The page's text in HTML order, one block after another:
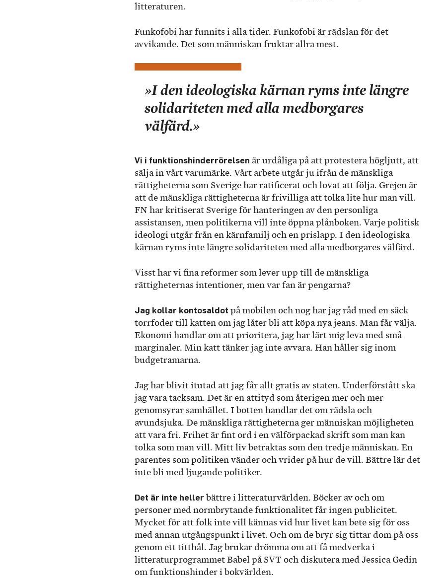
litteraturen.
Funkofobi har funnits i alla tider. Funkofobi är rädslan för det
avvikande. Det som människan fruktar allra mest.
»I den ideologiska kärnan ryms inte längre
solidariteten med alla medborgares
välfärd.»
Vi i funktionshinderrörelsen är urdåliga på att protestera högljutt, att
sälja in vårt varumärke. Vårt arbete utgår ju ifrån de mänskliga
rättigheterna som Sverige har ratificerat och lovat att följa. Grejen är
att de mänskliga rättigheterna är frivilliga att tolka lite hur man vill.
FN har kritiserat Sverige för hanteringen av den personliga
assistansen, men politikerna vill inte öppna plånboken. Varje politisk
ideologi utgår från en kärnfamilj och en prislapp. I den ideologiska
kärnan ryms inte längre solidariteten med alla medborgares välfärd.
Visst har vi fina reformer som lever upp till de mänskliga
rättigheternas intentioner, men var fan är pengarna?
Jag kollar kontosaldot på mobilen och nog har jag råd med en säck
torrfoder till katten om jag låter bli att köpa nya jeans. Man får välja.
Ekonomi handlar om att prioritera, jag har lärt mig leva med små
marginaler. Min katt tänker jag inte avvara. Han håller sig inom
budgetramarna.
Jag har blivit itutad att jag får allt gratis av staten. Underförstått ska
jag vara tacksam. Det är en attityd som återigen mer och mer
genomsyrar samhället. I botten handlar det om rädsla och
avundsjuka. De mänskliga rättigheterna ger människan möjligheten
att vara fri. Frihet är fint ord i en välförpackad skrift som man kan
tolka som man vill. Mitt liv betraktas som den tredje människan. En
parentes som politiken vänder och vrider på hur de vill. Bättre lär det
inte bli med ljugande politiker.
Det är inte heller bättre i litteraturvärlden. Böcker av och om
personer med normbrytande funktionalitet får ingen publicitet.
Mycket för att folk inte vill kännas vid hur livet kan bete sig för oss
med annan utgångspunkt i livet. Och om de bryr sig tittar dom på oss
genom ett titthål. Jag brukar drömma om att få medverka i
litteraturprogrammet Babel på SVT och diskutera med Jessica Gedin
om funktionshinder i bokvärlden.